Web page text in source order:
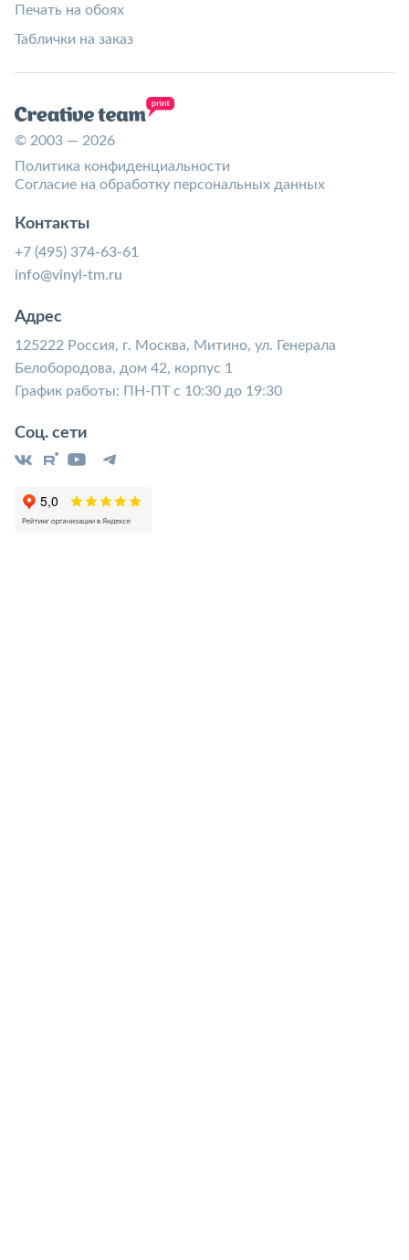
Печать на обоях
Таблички на заказ
© 2003 — 2026
Политика конфиденциальности
Согласие на обработку персональных данных
Контакты
+7 (495) 374-63-61
info@vinyl-tm.ru
Адрес
125222 Россия, г. Москва, Митино, ул. Генерала
Белобородова, дом 42, корпус 1
График работы: ПН-ПТ с 10:30 до 19:30
Соц. сети